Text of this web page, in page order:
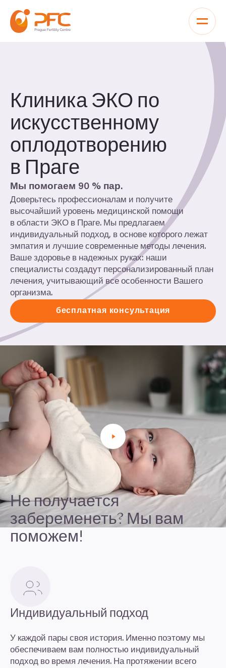
Клиника ЭКО по
искусственному
оплодотворению
в Праге
Мы помогаем 90 % пар.
Доверьтесь профессионалам и получите
высочайший уровень медицинской помощи
в области ЭКО в Праге. Мы предлагаем
индивидуальный подход, в основе которого лежат
эмпатия и лучшие современные методы лечения.
Ваше здоровье в надежных руках: наши
специалисты создадут персонализированный план
лечения, учитывающий все особенности Вашего
организма.
бесплатная консультация
Не получается
забеременеть? Мы вам
поможем!
Индивидуальный подход
У каждой пары своя история. Именно поэтому мы
обеспечиваем вам полностью индивидуальный
подход во время лечения. На протяжении всего